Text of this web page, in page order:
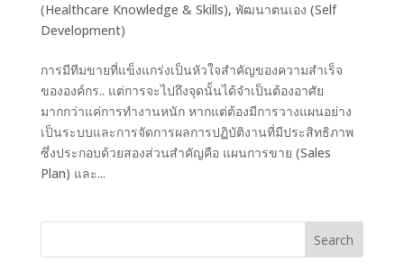
(Healthcare Knowledge & Skills), พัฒนาตนเอง (Self
Development)
การมีทีมขายที่แข็งแกร่งเป็นหัวใจสำคัญของความสำเร็จ
ขององค์กร.. แต่การจะไปถึงจุดนั้นได้จำเป็นต้องอาศัย
มากกว่าแค่การทำงานหนัก หากแต่ต้องมีการวางแผนอย่าง
เป็นระบบและการจัดการผลการปฏิบัติงานที่มีประสิทธิภาพ
ซึ่งประกอบด้วยสองส่วนสำคัญคือ แผนการขาย (Sales
Plan) และ...
Search